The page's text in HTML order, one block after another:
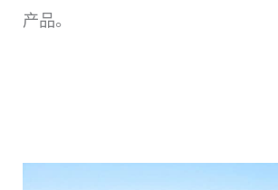
产品。